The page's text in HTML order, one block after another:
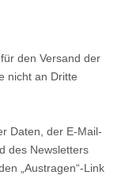
den Versand der
nicht an Dritte
Daten, der E-Mail-
des Newsletters
„Austragen“-Link